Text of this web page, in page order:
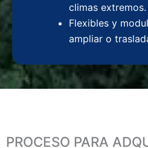
climas extremos.
Flexibles y
ampliar o
PROCESO PARA